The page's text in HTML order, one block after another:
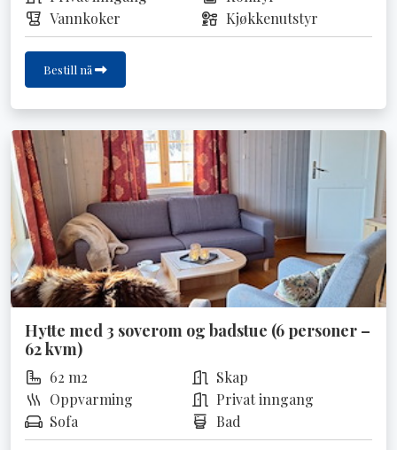
Vannkoker
Kjøkkenutstyr
Bestill nå
Hytte med 3 soverom og badstue (6 personer –
62 kvm)
62 m2
Skap
Oppvarming
Privat inngang
Sofa
Bad